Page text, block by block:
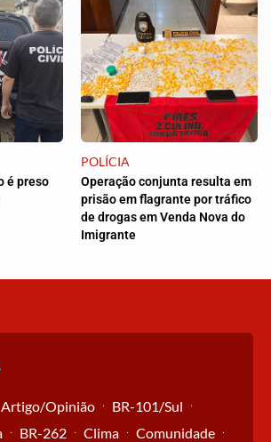
é preso
POLÍCIA
Operação conjunta resulta em
prisão em flagrante por tráfico
de drogas em Venda Nova do
Imigrante
Artigo/Opinião
BR-101/Sul
BR-262 Clima
Comunidade